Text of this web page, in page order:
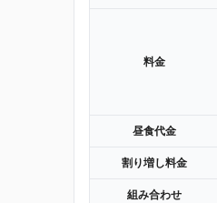
料金
昼食代金
割り増し料金
組み合わせ